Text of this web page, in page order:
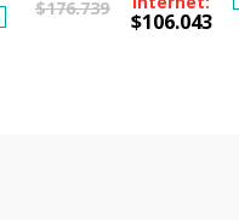
$176.739
$106.043